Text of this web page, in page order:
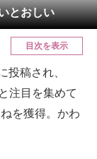
とおしい
目次を表示
投稿され、
注目を集めて
を獲得。かわ